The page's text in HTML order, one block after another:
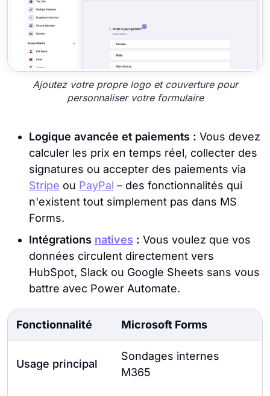
Ajoutez votre propre logo et couverture pour
personnaliser votre formulaire
Logique avancée et paiements : Vous devez
calculer les prix en temps réel, collecter des
signatures ou accepter des paiements via
Stripe ou PayPal – des fonctionnalités qui
n'existent tout simplement pas dans MS
Forms.
Intégrations natives : Vous voulez que vos
données circulent directement vers
HubSpot, Slack ou Google Sheets sans vous
battre avec Power Automate.
Fonctionnalité Microsoft Forms
Usage principal
Sondages internes
M365